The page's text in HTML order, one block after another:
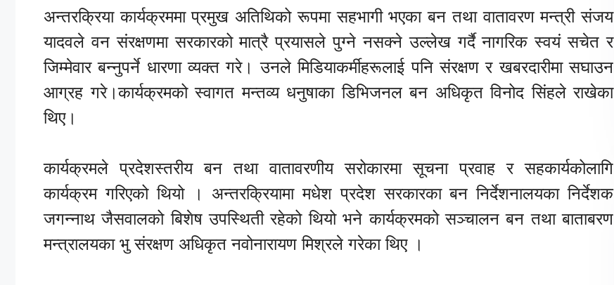
अन्तरक्रिया कार्यक्रममा प्रमुख अतिथिको रूपमा सहभागी भएका बन तथा वातावरण मन्त्री संजय
यादवले वन संरक्षणमा सरकारको मात्रै प्रयासले पुग्ने नसक्ने उल्लेख गर्दै नागरिक स्वयं सचेत र
जिम्मेवार बन्नुपर्ने धारणा व्यक्त गरे। उनले मिडियाकर्मीहरूलाई पनि संरक्षण र खबरदारीमा सघाउन
आग्रह गरे।कार्यक्रमको स्वागत मन्तव्य धनुषाका डिभिजनल बन अधिकृत विनोद सिंहले राखेका
थिए।
कार्यक्रमले प्रदेशस्तरीय बन तथा वातावरणीय सरोकारमा सूचना प्रवाह र सहकार्यकोलागि
कार्यक्रम गरिएको थियो । अन्तरक्रियामा मधेश प्रदेश सरकारका बन निर्देशनालयका निर्देशक
जगन्नाथ जैसवालको बिशेष उपस्थिती रहेको थियो भने कार्यक्रमको सञ्चालन बन तथा बाताबरण
मन्त्रालयका भु संरक्षण अधिकृत नवोनारायण मिश्रले गरेका थिए ।